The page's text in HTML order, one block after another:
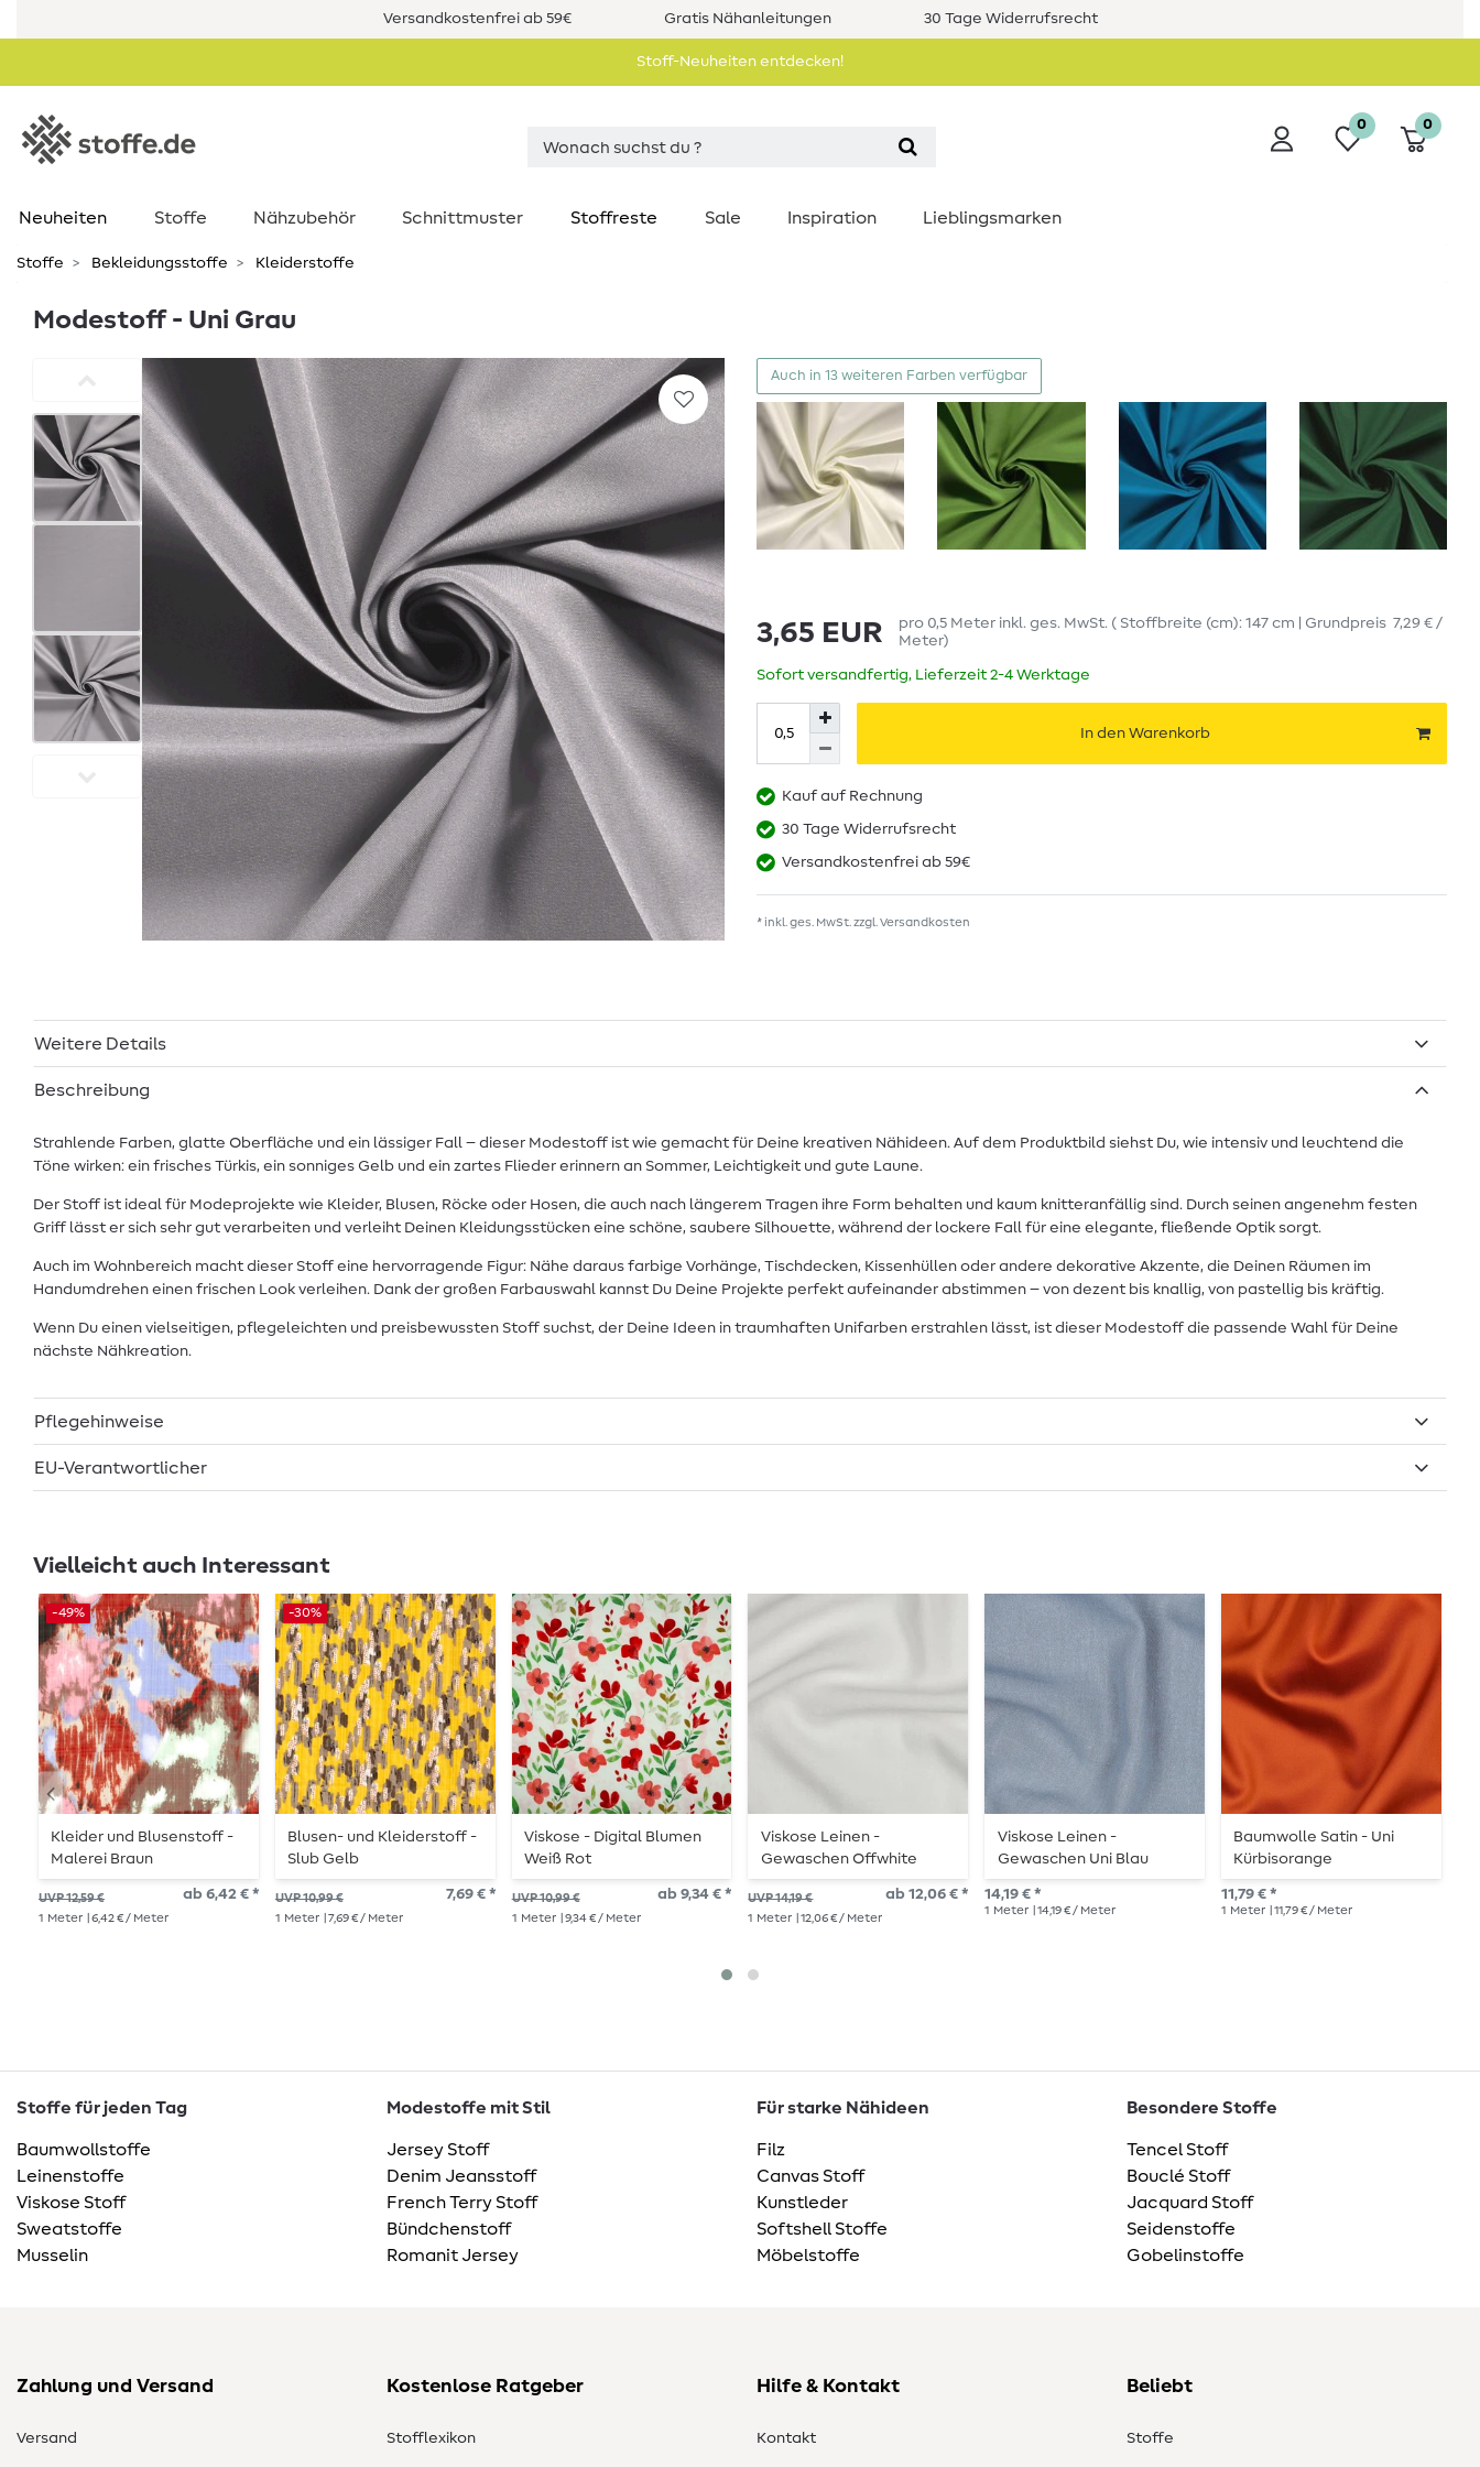
Versandkostenfrei ab 59€ Gratis Nähanleitungen 30 Tage Widerrufsrecht
Stoff-Neuheiten entdecken!
0 0
Neuheiten Stoffe Nähzubehör Schnittmuster Stoffreste Sale Inspiration Lieblingsmarken
Stoffe Bekleidungsstoffe Kleiderstoffe
Modestoff - Uni Grau
Auch in 13 weiteren Farben verfügbar
3,65 EUR pro 0,5 Meter inkl. ges. MwSt. ( Stoffbreite (cm): 147 cm | Grundpreis 7,29 € /
Meter)
Sofort versandfertig, Lieferzeit 2-4 Werktage
In den Warenkorb
Kauf auf Rechnung
30 Tage Widerrufsrecht
Versandkostenfrei ab 59€
* inkl. ges. MwSt. zzgl.Versandkosten
Weitere Details
Beschreibung
Strahlende Farben, glatte Oberfläche und ein lässiger Fall – dieser Modestoff ist wie gemacht für Deine kreativen Nähideen. Auf dem Produktbild siehst Du, wie intensiv und leuchtend die
Töne wirken: ein frisches Türkis, ein sonniges Gelb und ein zartes Flieder erinnern an Sommer, Leichtigkeit und gute Laune.
Der Stoff ist ideal für Modeprojekte wie Kleider, Blusen, Röcke oder Hosen, die auch nach längerem Tragen ihre Form behalten und kaum knitteranfällig sind. Durch seinen angenehm festen
Griff lässt er sich sehr gut verarbeiten und verleiht Deinen Kleidungsstücken eine schöne, saubere Silhouette, während der lockere Fall für eine elegante, fließende Optik sorgt.
Auch im Wohnbereich macht dieser Stoff eine hervorragende Figur: Nähe daraus farbige Vorhänge, Tischdecken, Kissenhüllen oder andere dekorative Akzente, die Deinen Räumen im
Handumdrehen einen frischen Look verleihen. Dank der großen Farbauswahl kannst Du Deine Projekte perfekt aufeinander abstimmen – von dezent bis knallig, von pastellig bis kräftig.
Wenn Du einen vielseitigen, pflegeleichten und preisbewussten Stoff suchst, der Deine Ideen in traumhaften Unifarben erstrahlen lässt, ist dieser Modestoff die passende Wahl für Deine
nächste Nähkreation.
Pflegehinweise
EU-Verantwortlicher
Vielleicht auch Interessant
-49%
Kleider und Blusenstoff -
Malerei Braun
UVP 12,59 € ab 6,42 € *
1 Meter | 6,42 € / Meter
-30%
Blusen- und Kleiderstoff -
Slub Gelb
UVP 10,99 € 7,69 € *
1 Meter | 7,69 € / Meter
Viskose - Digital Blumen
Weiß Rot
UVP 10,99 € ab 9,34 € *
1 Meter | 9,34 € / Meter
Viskose Leinen -
Gewaschen Offwhite
UVP 14,19 € ab 12,06 € *
1 Meter | 12,06 € / Meter
Viskose Leinen -
Gewaschen Uni Blau
14,19 € *
1 Meter | 14,19 € / Meter
Baumwolle Satin - Uni
Kürbisorange
11,79 € *
1 Meter | 11,79 € / Meter
Stoffe für jeden Tag
Baumwollstoffe
Leinenstoffe
Viskose Stoff
Sweatstoffe
Musselin
Modestoffe mit Stil
Jersey Stoff
Denim Jeansstoff
French Terry Stoff
Bündchenstoff
Romanit Jersey
Für starke Nähideen
Filz
Canvas Stoff
Kunstleder
Softshell Stoffe
Möbelstoffe
Besondere Stoffe
Tencel Stoff
Bouclé Stoff
Jacquard Stoff
Seidenstoffe
Gobelinstoffe
Zahlung und Versand
Versand
Kostenlose Ratgeber
Stofflexikon
Hilfe & Kontakt
Kontakt
Beliebt
Stoffe